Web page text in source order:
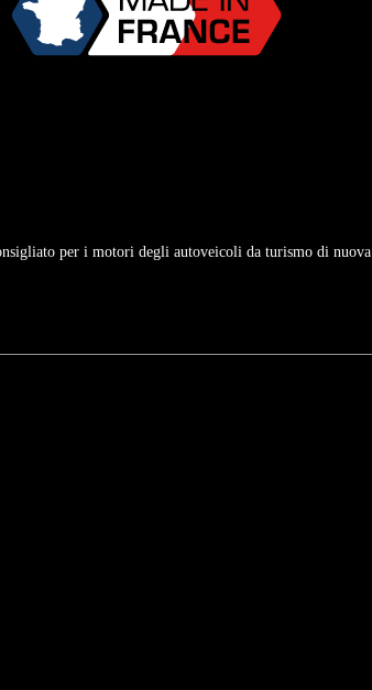
per i motori degli autoveicoli da turismo di nuova